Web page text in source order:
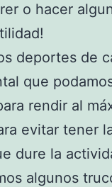
o hacer
deportes de
que
rendir al
evitar tener
dure la
algunos